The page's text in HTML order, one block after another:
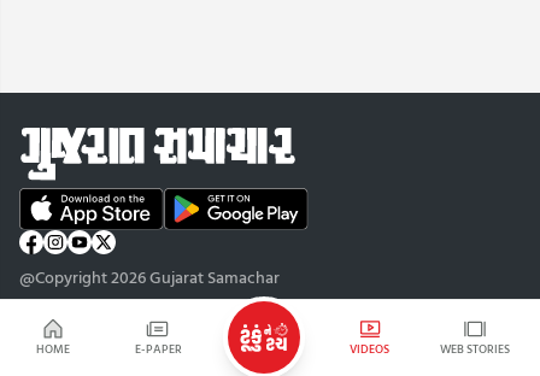
HOME E-PAPER VIDEOS WEB STORIES
@Copyright 2026 Gujarat Samachar